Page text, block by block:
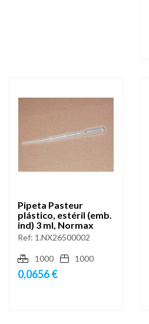
Pipeta Pasteur
plástico, estéril (emb.
ind) 3 ml, Normax
Ref: 1.NX26500002
1000 1000
0,0656 €